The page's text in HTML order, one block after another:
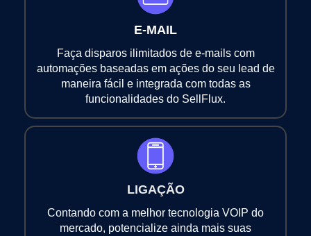
E-MAIL
Faça disparos ilimitados de e-mails com
automações baseadas em ações do seu lead de
maneira fácil e integrada com todas as
funcionalidades do SellFlux.
LIGAÇÃO
Contando com a melhor tecnologia VOIP do
mercado, potencialize ainda mais suas